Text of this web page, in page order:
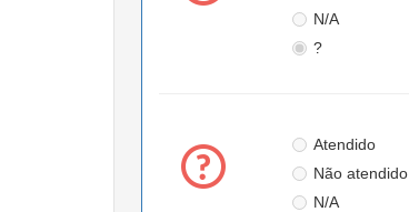
N/A
?
Atendido
Não atendido
N/A